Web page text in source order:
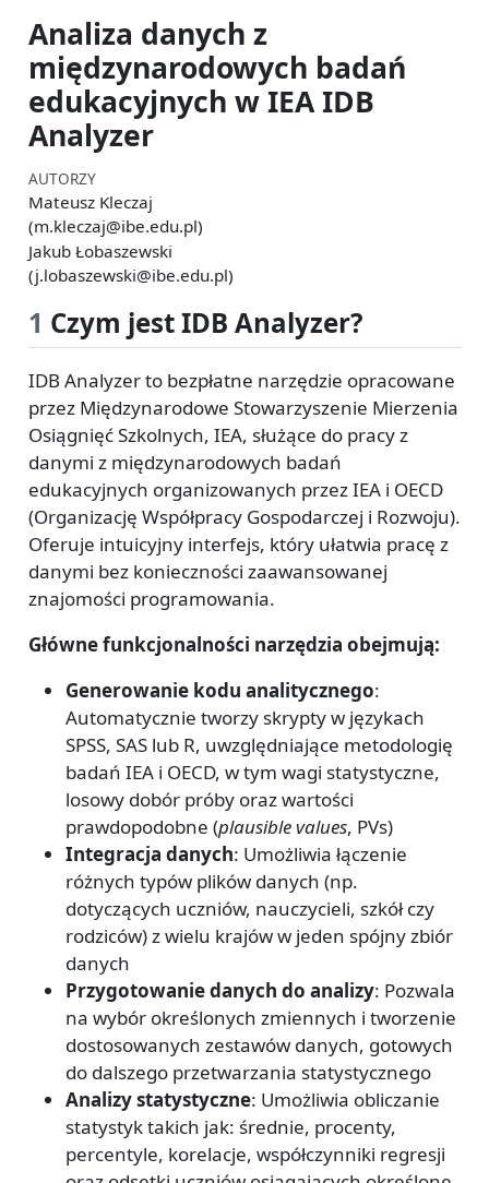
Analiza danych z
międzynarodowych badań
edukacyjnych w IEA IDB
Analyzer
AUTORZY
Mateusz Kleczaj
(m.kleczaj@ibe.edu.pl)
Jakub Łobaszewski
(j.lobaszewski@ibe.edu.pl)
1 Czym jest IDB Analyzer?
IDB Analyzer to bezpłatne narzędzie opracowane
przez Międzynarodowe Stowarzyszenie Mierzenia
Osiągnięć Szkolnych, IEA, służące do pracy z
danymi z międzynarodowych badań
edukacyjnych organizowanych przez IEA i OECD
(Organizację Współpracy Gospodarczej i Rozwoju).
Oferuje intuicyjny interfejs, który ułatwia pracę z
danymi bez konieczności zaawansowanej
znajomości programowania.
Główne funkcjonalności narzędzia obejmują:
Generowanie kodu analitycznego:
Automatycznie tworzy skrypty w językach
SPSS, SAS lub R, uwzględniające metodologię
badań IEA i OECD, w tym wagi statystyczne,
losowy dobór próby oraz wartości
prawdopodobne (plausible values, PVs)
Integracja danych: Umożliwia łączenie
różnych typów plików danych (np.
dotyczących uczniów, nauczycieli, szkół czy
rodziców) z wielu krajów w jeden spójny zbiór
danych
Przygotowanie danych do analizy: Pozwala
na wybór określonych zmiennych i tworzenie
dostosowanych zestawów danych, gotowych
do dalszego przetwarzania statystycznego
Analizy statystyczne: Umożliwia obliczanie
statystyk takich jak: średnie, procenty,
percentyle, korelacje, współczynniki regresji